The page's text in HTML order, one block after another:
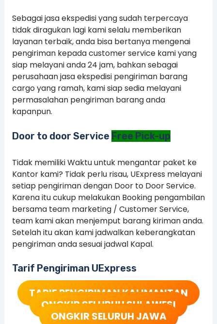
Sebagai jasa ekspedisi yang sudah terpercaya
tidak diragukan lagi kami selalu memberikan
layanan terbaik, anda bisa bertanya mengenai
pengiriman kepada customer service kami yang
siap melayani anda 24 jam, bahkan sebagai
perusahaan jasa ekspedisi pengiriman barang
cargo yang ramah, kami siap sedia melayani
permasalahan pengiriman barang anda
kapanpun.
Door to door Service Free Pick-up
Tidak memiliki Waktu untuk mengantar paket ke
Kantor kami? Tidak perlu risau, UExpress melayani
setiap pengiriman dengan Door to Door Service.
Karena itu cukup melakukan Booking pengambilan
bersama team marketing / Customer Service,
team kami akan menjemput barang kiriman anda.
Setelah itu akan kami jadwalkan keberangkatan
pengiriman anda sesuai jadwal Kapal.
Tarif Pengiriman UExpress
TARIF PENGIRIMAN KALIMANTAN
ONGKIR SELURUH SULAWESI
ONGKIR SELURUH JAWA